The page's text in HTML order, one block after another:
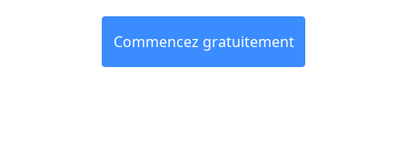
Commencez gratuitement